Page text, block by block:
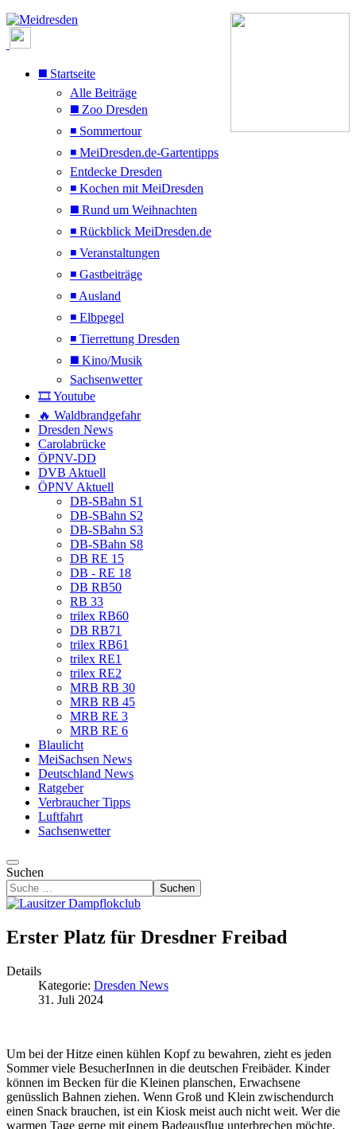
◼️ Startseite
Alle Beiträge
◼️ Zoo Dresden
◾ Sommertour
◾ MeiDresden.de-Gartentipps
Entdecke Dresden
◾ Kochen mit MeiDresden
◼️ Rund um Weihnachten
◾ Rückblick MeiDresden.de
◾ Veranstaltungen
◾ Gastbeiträge
◾ Ausland
◾ Elbpegel
◾ Tierrettung Dresden
◼️ Kino/Musik
Sachsenwetter
🎞️ Youtube
🔥 Waldbrandgefahr
Dresden News
Carolabrücke
ÖPNV-DD
DVB Aktuell
ÖPNV Aktuell
DB-SBahn S1
DB-SBahn S2
DB-SBahn S3
DB-SBahn S8
DB RE 15
DB - RE 18
DB RB50
RB 33
trilex RB60
DB RB71
trilex RB61
trilex RE1
trilex RE2
MRB RB 30
MRB RB 45
MRB RE 3
MRB RE 6
Blaulicht
MeiSachsen News
Deutschland News
Ratgeber
Verbraucher Tipps
Luftfahrt
Sachsenwetter
Suchen
Suchen
Erster Platz für Dresdner Freibad
Details
Kategorie: Dresden News
31. Juli 2024
Um bei der Hitze einen kühlen Kopf zu bewahren, zieht es jeden
Sommer viele BesucherInnen in die deutschen Freibäder. Kinder
können im Becken für die Kleinen planschen, Erwachsene
genüsslich Bahnen ziehen. Wenn Groß und Klein zwischendurch
einen Snack brauchen, ist ein Kiosk meist auch nicht weit. Wer die
warmen Tage gerne mit einem Badeausflug unterbrechen möchte,